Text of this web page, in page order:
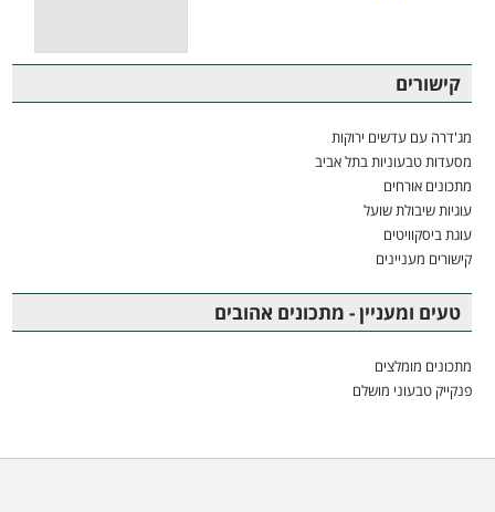
קישורים
מג'דרה עם עדשים ירוקות
מסעדות טבעוניות בתל אביב
מתכונים אורחים
עוגיות שיבולת שועל
עוגת ביסקוויטים
קישורים מעניינים
טעים ומעניין - מתכונים אהובים
מתכונים מומלצים
פנקייק טבעוני מושלם